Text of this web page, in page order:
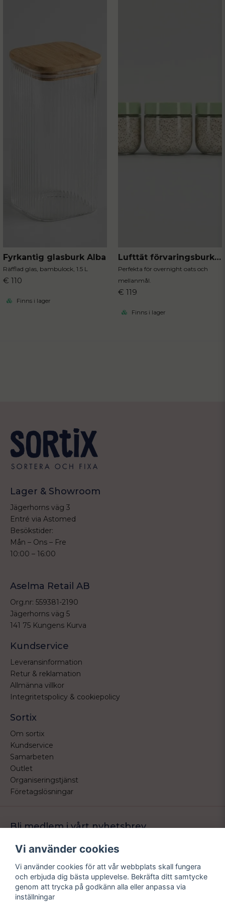
Fyrkantig glasburk Alba
Räfflad glas, bambulock, 1.5 L
€ 110
Finns i lager
Lufttät förvaringsburk 3-pack
Perfekta för overnight oats och
mellanmål.
€ 119
Finns i lager
Lager & Showroom
Jägerhorns väg 3
Entré via Astomed
Besökstider:
Mån – Ons – Fre
10:00 – 16:00
Aselma Retail AB
Org.nr: 559381-2190
Jägerhorns väg 5
141 75 Kungens Kurva
Kundservice
Leveransinformation
Retur & reklamation
Allmänna villkor
Integritetspolicy & cookiepolicy
Sortix
Om sortix
Kundservice
Samarbeten
Outlet
Organiseringstjänst
Företagslösningar
Bli medlem i vårt nyhetsbrev
email
Mejladress Skicka
erbjudande.
Vi använder cookies
Vi använder cookies för att vår webbplats skall fungera
och erbjuda dig bästa upplevelse. Bekräfta ditt samtycke
genom att trycka på godkänn alla eller anpassa via
inställningar